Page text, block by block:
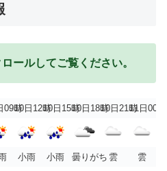
ールしてご覧ください。
09時10日12時10日15時10日18時10日21時11日00時
小雨 小雨 曇りがち 雲
雲